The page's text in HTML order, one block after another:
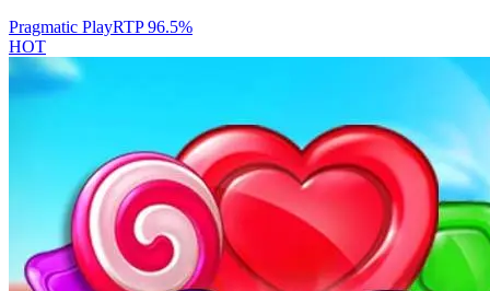
Pragmatic PlayRTP96.5%
HOT